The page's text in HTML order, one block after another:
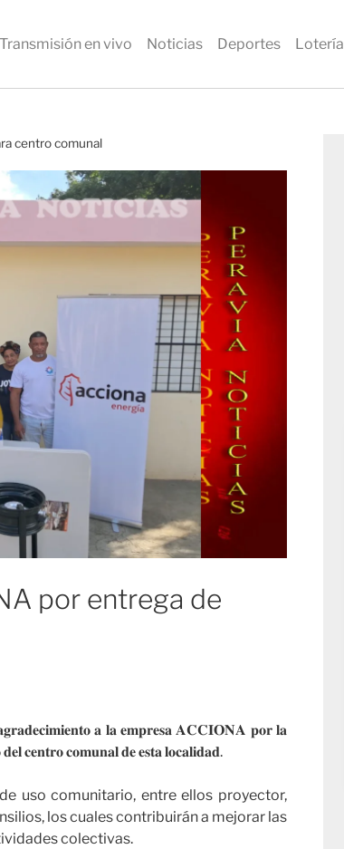
Transmisión en vivo Noticias Deportes Lotería
centro comunal
por entrega de
𝐚 𝐥𝐚 𝐞𝐦𝐩𝐫𝐞𝐬𝐚 𝐀𝐂𝐂𝐈𝐎𝐍𝐀 𝐩𝐨𝐫 𝐥𝐚
𝐜𝐞𝐧𝐭𝐫𝐨 𝐜𝐨𝐦𝐮𝐧𝐚𝐥 𝐝𝐞 𝐞𝐬𝐭𝐚 𝐥𝐨𝐜𝐚𝐥𝐢𝐝𝐚𝐝.
uso comunitario, entre ellos proyector,
los cuales contribuirán a mejorar las
colectivas.